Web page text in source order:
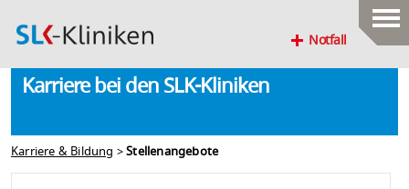
Notfall
Karriere bei den SLK-Kliniken
Karriere & Bildung >Stellenangebote